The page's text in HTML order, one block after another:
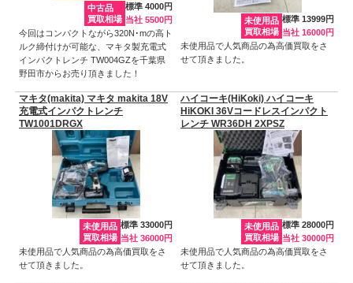
中古品
買取相場
標準 4000円
当社 5500円
今回はコンパクトながら320N･mの高ト
ルク締付けが可能な、マキタ製充電式
インパクトレンチ TW004GZを千葉県
野田市からお売り頂きました！
未使用品
買取相場
標準 13999円
当社 16000円
未使用品で人気商品の為高価買取をさ
せて頂きました。
マキタ(makita) マキタ makita 18V
充電式インパクトレンチ
TW1001DRGX
未使用品
買取相場
標準 33000円
当社 36000円
未使用品で人気商品の為高価買取をさ
せて頂きました。
ハイコーキ(HiKoki) ハイコーキ
HiKOKI 36Vコードレスインパクト
レンチ WR36DH 2XPSZ
未使用品
買取相場
標準 28000円
当社 30000円
未使用品で人気商品の為高価買取をさ
せて頂きました。